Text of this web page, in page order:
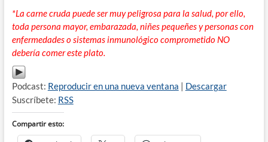
*La carne cruda puede ser muy peligrosa para la salud, por ello,
toda persona mayor, embarazada, niñes pequeñes y personas con
enfermedades o sistemas inmunológico comprometido NO
debería comer este plato.
Podcast: Reproducir en una nueva ventana | Descargar
Suscríbete: RSS
Compartir esto: